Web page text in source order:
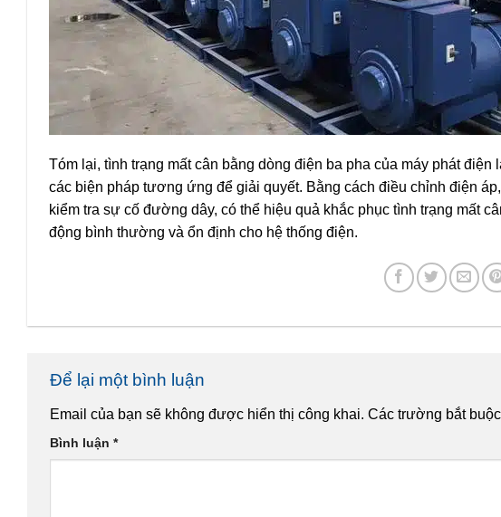
Tóm lại, tình trạng mất cân bằng dòng điện ba pha của máy phát
các biện pháp tương ứng để giải quyết. Bằng cách điều chỉnh điện
kiểm tra sự cố đường dây, có thể hiệu quả khắc phục tình trạng mất
động bình thường và ổn định cho hệ thống điện.
Để lại một bình luận
Email của bạn sẽ không được hiển thị công khai. Các trường bắt
Bình luận *